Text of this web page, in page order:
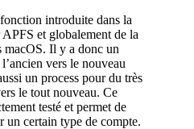
introduite dans la
et globalement de la
macOS. Il y a donc un
vers le nouveau
un process pour du très
le tout nouveau. Ce
testé et permet de
un certain type de compte.